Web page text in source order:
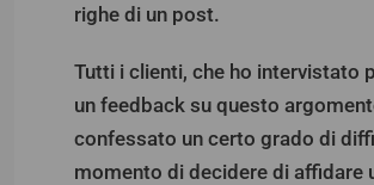
righe di un post.
Tutti i clienti, che ho intervistato
un feedback su questo
confessato un certo grado di
momento di decidere di affidare